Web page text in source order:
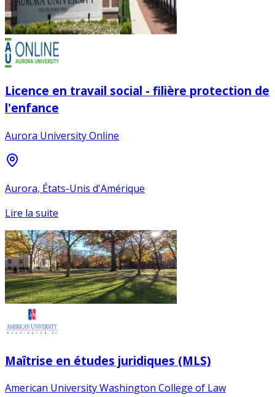
Licence en travail social - filière protection de
l'enfance
Aurora University Online
Aurora, États-Unis d'Amérique
Lire la suite
Maîtrise en études juridiques (MLS)
American University Washington College of Law